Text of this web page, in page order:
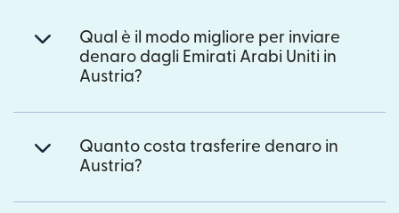
Qual è il modo migliore per inviare
denaro dagli Emirati Arabi Uniti in
Austria?
Quanto costa trasferire denaro in
Austria?